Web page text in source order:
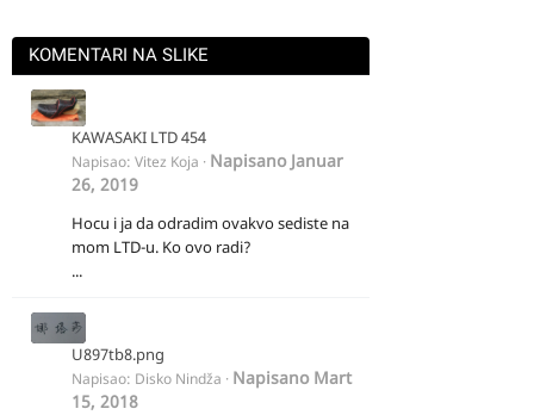
KOMENTARI NA SLIKE
KAWASAKI LTD 454
Napisao: Vitez Koja · Napisano Januar
26, 2019
Hocu i ja da odradim ovakvo sediste na
mom LTD-u. Ko ovo radi?
...
U897tb8.png
Napisao: Disko Nindža · Napisano Mart
15, 2018